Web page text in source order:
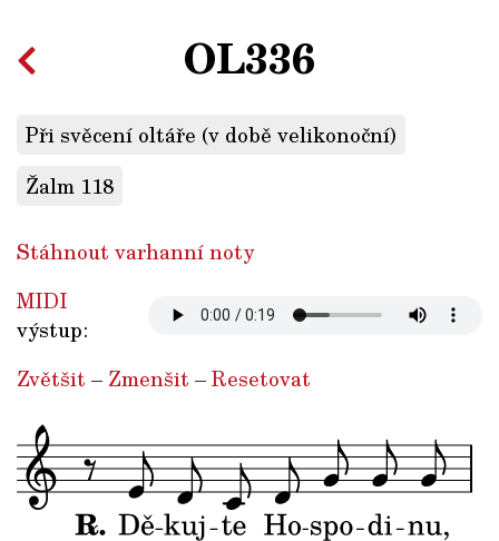
OL336
Při svěcení oltáře (v době velikonoční)
Žalm 118
Stáhnout varhanní noty
MIDI
výstup:
Zvětšit – Zmenšit –Resetovat